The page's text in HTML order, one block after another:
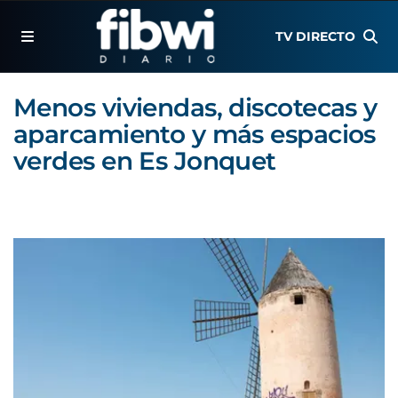
TV DIRECTO
Menos viviendas, discotecas y
aparcamiento y más espacios
verdes en Es Jonquet